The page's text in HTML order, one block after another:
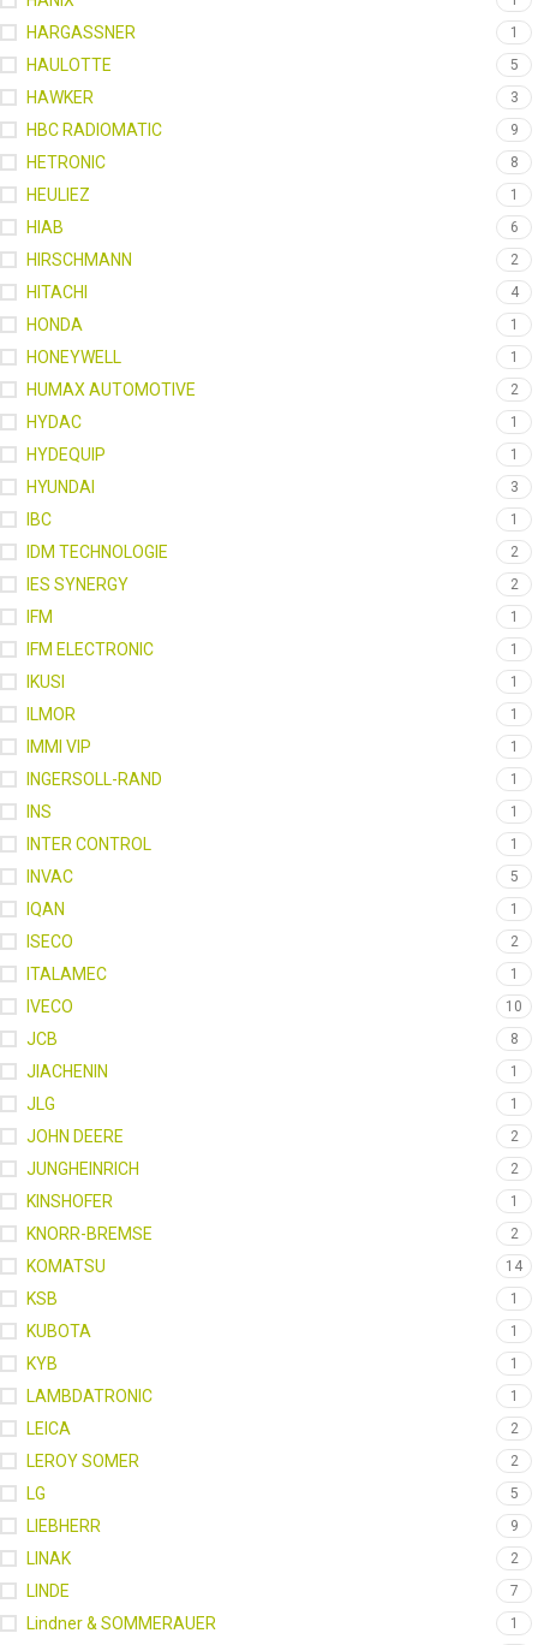
HARGASSNER 1
HAULOTTE 5
HAWKER 3
HBC RADIOMATIC 9
HETRONIC 8
HEULIEZ 1
HIAB 6
HIRSCHMANN 2
HITACHI 4
HONDA 1
HONEYWELL 1
HUMAX AUTOMOTIVE 2
HYDAC 1
HYDEQUIP 1
HYUNDAI 3
IBC 1
IDM TECHNOLOGIE 2
IES SYNERGY 2
IFM 1
IFM ELECTRONIC 1
IKUSI 1
ILMOR 1
IMMI VIP 1
INGERSOLL-RAND 1
INS 1
INTER CONTROL 1
INVAC 5
IQAN 1
ISECO 2
ITALAMEC 1
IVECO 10
JCB 8
JIACHENIN 1
JLG 1
JOHN DEERE 2
JUNGHEINRICH 2
KINSHOFER 1
KNORR-BREMSE 2
KOMATSU 14
KSB 1
KUBOTA 1
KYB 1
LAMBDATRONIC 1
LEICA 2
LEROY SOMER 2
LG 5
LIEBHERR 9
LINAK 2
LINDE 7
Lindner & SOMMERAUER 1